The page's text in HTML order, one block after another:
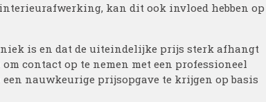
kan dit ook invloed hebben op
is en dat de uiteindelijke prijs sterk afhangt
contact op te nemen met een professioneel
nauwkeurige prijsopgave te krijgen op basis